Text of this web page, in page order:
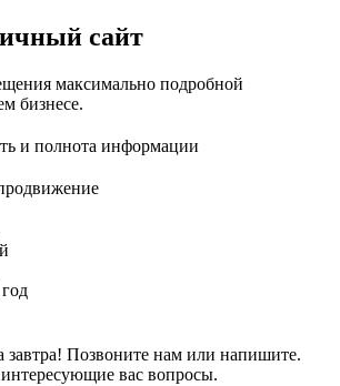
сайт
максимально подробной
бизнесе.
и полнота информации
завтра! Позвоните нам или напишите.
вас вопросы.